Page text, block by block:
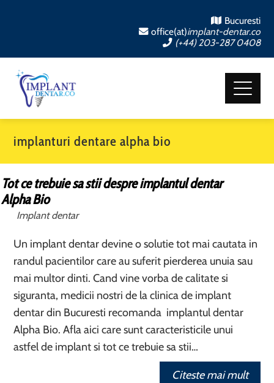
Bucuresti
office(at)implant-dentar.co
(+44) 203-287 0408
implanturi dentare alpha bio
Tot ce trebuie sa stii despre implantul dentar
Alpha Bio
Implant dentar
Un implant dentar devine o solutie tot mai cautata in
randul pacientilor care au suferit pierderea unuia sau
mai multor dinti. Cand vine vorba de calitate si
siguranta, medicii nostri de la clinica de implant
dentar din Bucuresti recomanda implantul dentar
Alpha Bio. Afla aici care sunt caracteristicile unui
astfel de implant si tot ce trebuie sa stii…
Citeste mai mult